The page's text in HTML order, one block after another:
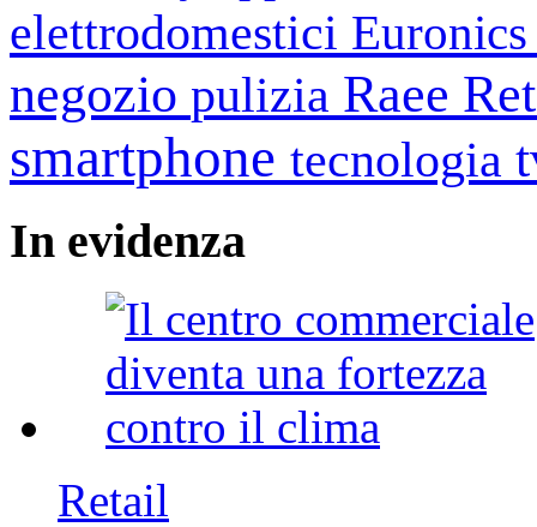
elettrodomestici
negozio pulizia Raee
smartphone tecnologia
In evidenza
Retail